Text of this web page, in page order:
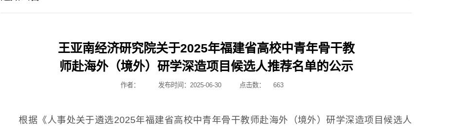
王亚南经济研究院关于2025年福建省高校中青年骨干教
师赴海外（境外）研学深造项目候选人推荐名单的公示
作者： 发布时间：2025-06-30 点击数： 663
根据《人事处关于遴选2025年福建省高校中青年骨干教师赴海外（境外）研学深造项目候选人